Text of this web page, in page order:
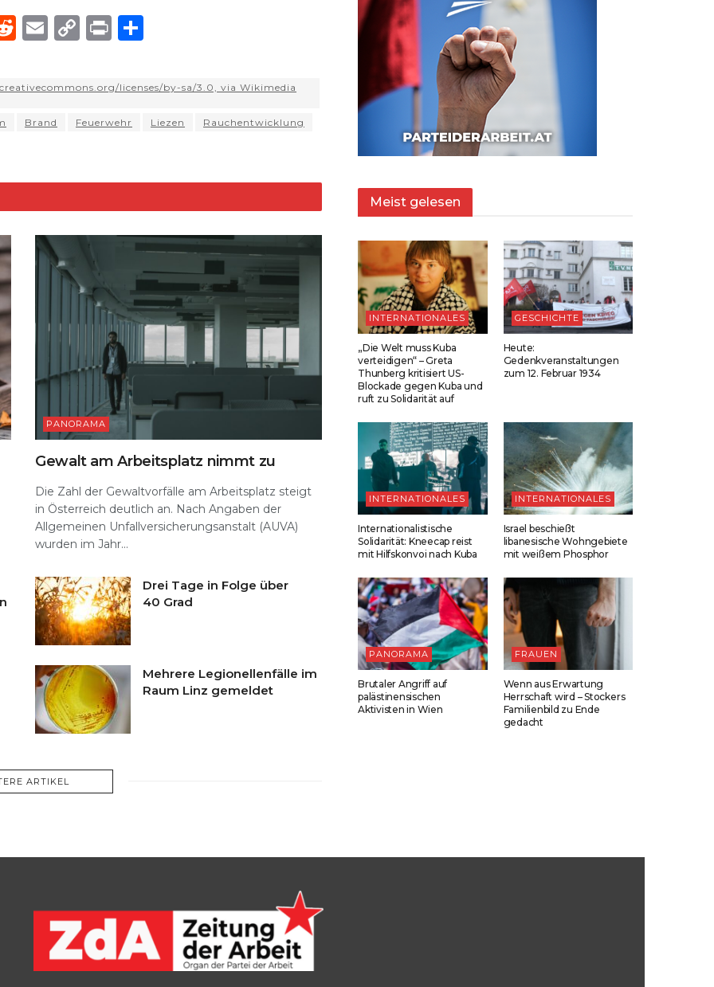
R
d
t
E
ai
C
p
Li
k
P
n ar
licenses/by-sa/3.0, via Wikimedia
Brand Feuerwehr Liezen
Rauchentwicklung
PANORAMA
Gewalt am Arbeitsplatz nimmt zu
Die Zahl der Gewaltvorfälle am Arbeitsplatz steigt
in Österreich deutlich an. Nach Angaben der
Allgemeinen Unfallversicherungsanstalt (AUVA)
wurden im Jahr...
Drei Tage in Folge über
40 Grad
Mehrere Legionellenfälle im
Raum Linz gemeldet
ARTIKEL
Meist gelesen
INTERNATIONALES
„Die Welt muss Kuba
verteidigen“ – Greta
Thunberg kritisiert US-
Blockade gegen Kuba und
ruft zu Solidarität auf
GESCHICHTE
Heute:
Gedenkveranstaltungen
zum 12. Februar 1934
INTERNATIONALES
Internationalistische
Solidarität: Kneecap reist
mit Hilfskonvoi nach Kuba
INTERNATIONALES
Israel beschießt
libanesische Wohngebiete
mit weißem Phosphor
PANORAMA
Brutaler Angriff auf
palästinensischen
Aktivisten in Wien
FRAUEN
Wenn aus Erwartung
Herrschaft wird – Stockers
Familienbild zu Ende
gedacht